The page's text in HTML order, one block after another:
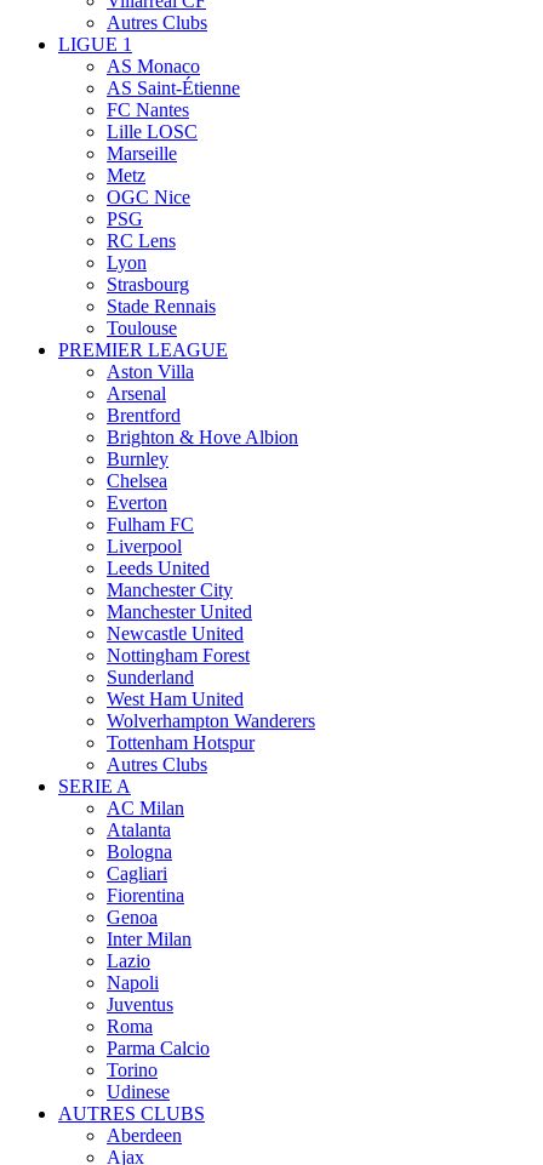
Autres Clubs
LIGUE 1
AS Monaco
AS Saint-Étienne
FC Nantes
Lille LOSC
Marseille
Metz
OGC Nice
PSG
RC Lens
Lyon
Strasbourg
Stade Rennais
Toulouse
PREMIER LEAGUE
Aston Villa
Arsenal
Brentford
Brighton & Hove Albion
Burnley
Chelsea
Everton
Fulham FC
Liverpool
Leeds United
Manchester City
Manchester United
Newcastle United
Nottingham Forest
Sunderland
West Ham United
Wolverhampton Wanderers
Tottenham Hotspur
Autres Clubs
SERIE A
AC Milan
Atalanta
Bologna
Cagliari
Fiorentina
Genoa
Inter Milan
Lazio
Napoli
Juventus
Roma
Parma Calcio
Torino
Udinese
AUTRES CLUBS
Aberdeen
Ajax